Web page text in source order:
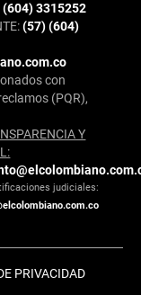
(604) 3315252
(57) (604)
con
(PQR),
Y
judiciales:
PRIVACIDAD